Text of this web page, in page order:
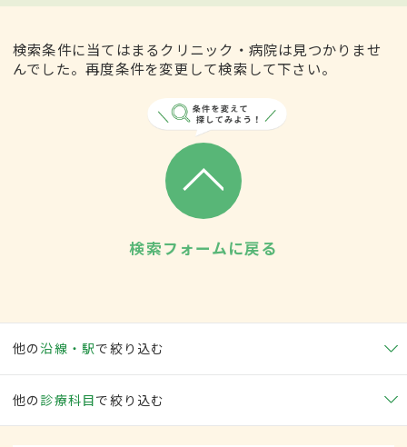
検索条件に当てはまるクリニック・病院は見つかりませ
んでした。再度条件を変更して検索して下さい。
検索フォームに戻る
他の沿線・駅で絞り込む
他の 診療科目で絞り込む